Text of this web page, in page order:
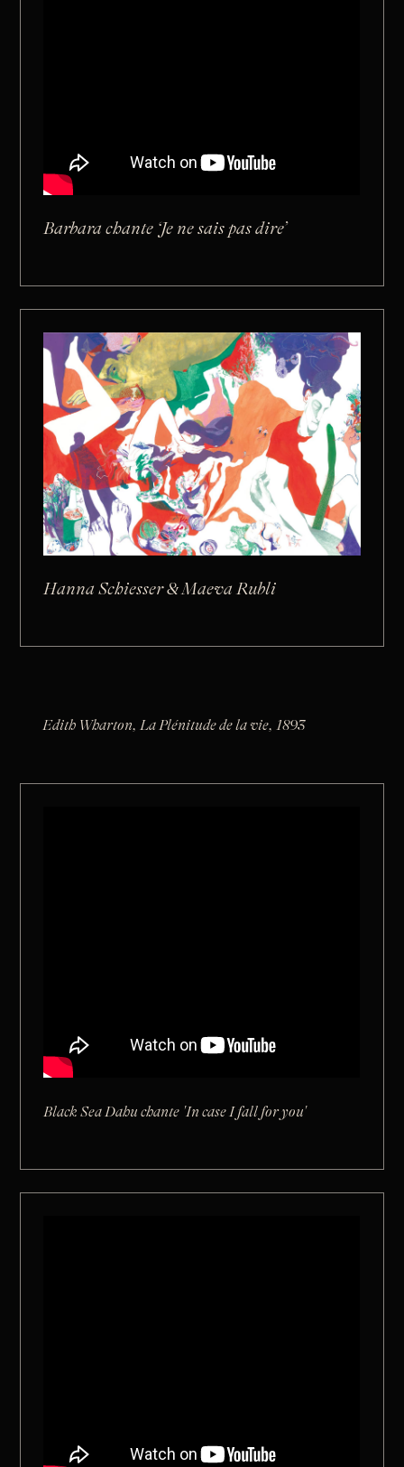
Barbara chante ‘Je ne sais pas dire’
Hanna Schiesser & Maeva Rubli
Edith Wharton, La Plénitude de la vie, 1893
Black Sea Dahu chante 'In case I fall for you'